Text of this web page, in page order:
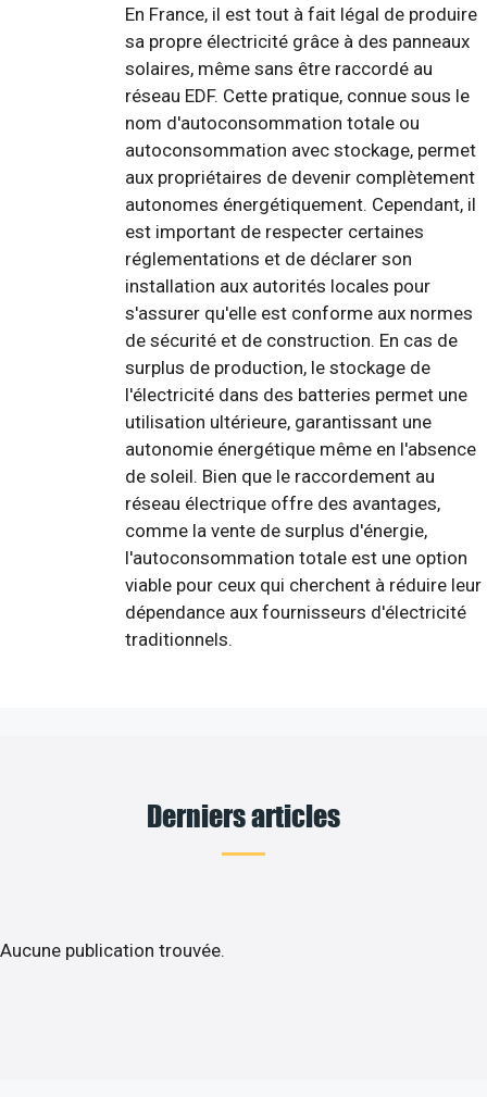
En France, il est tout à fait légal de produire
sa propre électricité grâce à des panneaux
solaires, même sans être raccordé au
réseau EDF. Cette pratique, connue sous le
nom d'autoconsommation totale ou
autoconsommation avec stockage, permet
aux propriétaires de devenir complètement
autonomes énergétiquement. Cependant, il
est important de respecter certaines
réglementations et de déclarer son
installation aux autorités locales pour
s'assurer qu'elle est conforme aux normes
de sécurité et de construction. En cas de
surplus de production, le stockage de
l'électricité dans des batteries permet une
utilisation ultérieure, garantissant une
autonomie énergétique même en l'absence
de soleil. Bien que le raccordement au
réseau électrique offre des avantages,
comme la vente de surplus d'énergie,
l'autoconsommation totale est une option
viable pour ceux qui cherchent à réduire leur
dépendance aux fournisseurs d'électricité
traditionnels.
Derniers articles
Aucune publication trouvée.